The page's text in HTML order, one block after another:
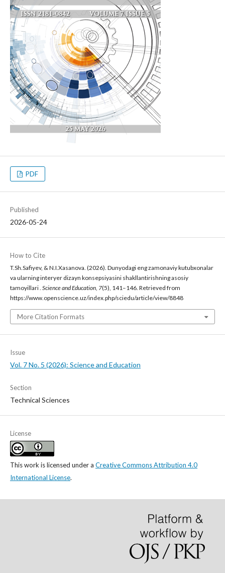
PDF
Published
2026-05-24
How to Cite
T.Sh.Safiyev, & N.I.Xasanova. (2026). Dunyodagi eng zamonaviy kutubxonalar
va ularning interyer dizayn konsepsiyasini shakllantirishning asosiy
tamoyillari . Science and Education, 7(5), 141–146. Retrieved from
https://www.openscience.uz/index.php/sciedu/article/view/8848
More Citation Formats
Issue
Vol. 7 No. 5 (2026): Science and Education
Section
Technical Sciences
License
This work is licensed under a Creative Commons Attribution 4.0
International License.